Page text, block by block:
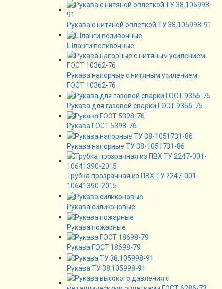
Рукава с нитяной оплеткой ТУ 38.105998-91
Шланги поливочные
Рукава напорные с нитяным усилением
ГОСТ 10362-76
Рукава для газовой сварки ГОСТ 9356-75
Рукава ГОСТ 5398-76
Рукава напорные ТУ 38-1051731-86
Трубка прозрачная из ПВХ ТУ 2247-001-
10641390-2015
Рукава силиконовые
Рукава пожарные
Рукава ГОСТ 18698-79
Рукава ТУ 38.105998-91